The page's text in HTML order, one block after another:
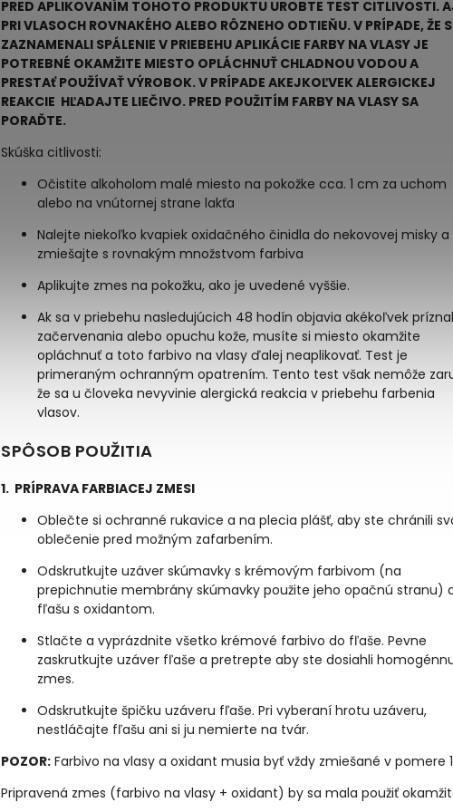
PRED APLIKOVANÍM TOHOTO PRODUKTU UROBTE TEST CITLIVOSTI.
PRI VLASOCH ROVNAKÉHO ALEBO RÔZNEHO ODTIEŇU. V PRÍPADE, ŽE
ZAZNAMENALI SPÁLENIE V PRIEBEHU APLIKÁCIE FARBY NA VLASY JE
POTREBNÉ OKAMŽITE MIESTO OPLÁCHNUŤ CHLADNOU VODOU A
PRESTAť POUŽÍVAŤ VÝROBOK. V PRÍPADE AKEJKOĽVEK ALERGICKEJ
REAKCIE HĽADAJTE LIEČIVO. PRED POUŽITÍM FARBY NA VLASY SA
PORAĎTE.
Skúška citlivosti:
Očistite alkoholom malé miesto na pokožke cca. 1 cm za uchom
alebo na vnútornej strane lakťa
Nalejte niekoľko kvapiek oxidačného činidla do nekovovej misky a
zmiešajte s rovnakým množstvom farbiva
Aplikujte zmes na pokožku, ako je uvedené vyššie.
Ak sa v priebehu nasledujúcich 48 hodín objavia akékoľvek
začervenania alebo opuchu kože, musíte si miesto okamžite
opláchnuť a toto farbivo na vlasy ďalej neaplikovať. Test je
primeraným ochranným opatrením. Tento test však nemôže
že sa u človeka nevyvinie alergická reakcia v priebehu farbenia
vlasov.
SPÔSOB POUŽITIA
1. PRÍPRAVA FARBIACEJ ZMESI
Oblečte si ochranné rukavice a na plecia plášť, aby ste chránili
oblečenie pred možným zafarbením.
Odskrutkujte uzáver skúmavky s krémovým farbivom (na
prepichnutie membrány skúmavky použite jeho opačnú stranu)
fľašu s oxidantom.
Stlačte a vyprázdnite všetko krémové farbivo do fľaše. Pevne
zaskrutkujte uzáver fľaše a pretrepte aby ste dosiahli
zmes.
Odskrutkujte špičku uzáveru fľaše. Pri vyberaní hrotu uzáveru,
nestláčajte fľašu ani si ju nemierte na tvár.
POZOR: Farbivo na vlasy a oxidant musia byť vždy zmiešané v pomere 1:
Pripravená zmes (farbivo na vlasy + oxidant) by sa mala použiť